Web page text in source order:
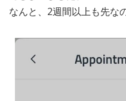
なんと、2週間以上も先な